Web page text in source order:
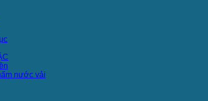
nước vải